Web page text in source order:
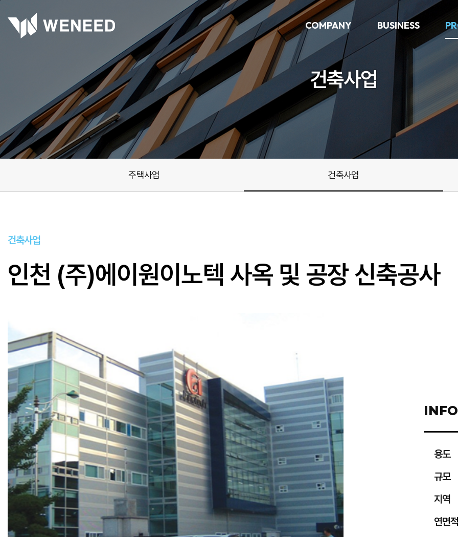
COMPANY BUSINESS
건축사업
주택사업 건축사업
건축사업
인천 (주)에이원이노텍 사옥 및 공장 신축공사
용도
규모
지역
연면적